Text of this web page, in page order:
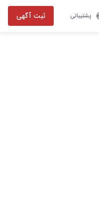
پشتیبانی ثبت آگهی